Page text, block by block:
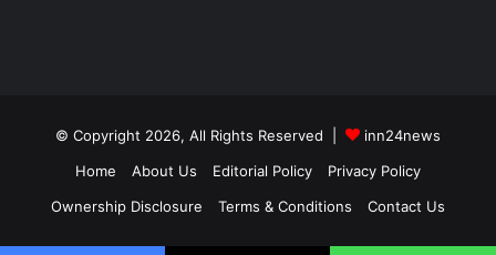
© Copyright 2026, All Rights Reserved |
inn24news
Home
About Us Editorial Policy
Privacy Policy
Ownership Disclosure
Terms & Conditions Contact Us